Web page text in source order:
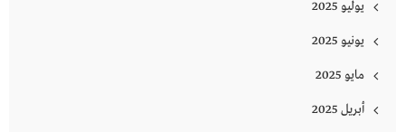
يوليو 2025
يونيو 2025
مايو 2025
أبريل 2025